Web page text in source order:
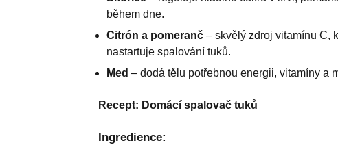
během dne.
Citrón a pomeranč– skvělý zdroj vitamínu C,
nastartuje spalování tuků.
Med – dodá tělu potřebnou energii, vitamíny a
Recept: Domácí spalovač tuků
Ingredience: